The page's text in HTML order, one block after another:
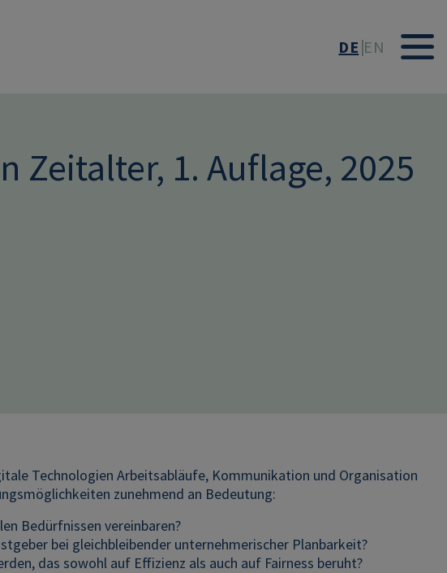
DE EN
1. Auflage, 2025
Technologien Arbeitsabläufe, Kommunikation und Organisation
zunehmend an Bedeutung:
Bedürfnissen vereinbaren?
bei gleichbleibender unternehmerischer Planbarkeit?
das sowohl auf Effizienz als auch auf Fairness beruht?